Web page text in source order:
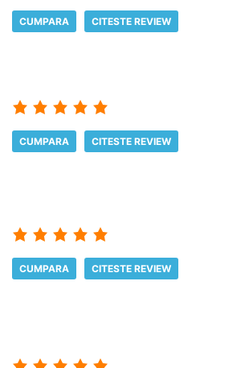
CUMPARA CITESTE REVIEW
CUMPARA CITESTE REVIEW
CUMPARA CITESTE REVIEW